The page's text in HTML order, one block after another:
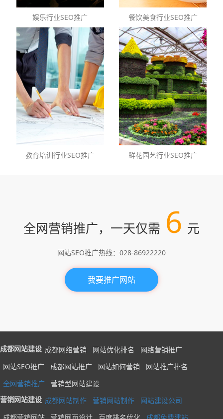
娱乐行业SEO推广 餐饮美食行业SEO推广
教育培训行业SEO推广 鲜花园艺行业SEO推广
全网营销推广，一天仅需 6 元
网站SEO推广热线：028-86922220
我要推广网站
成都网站建设 成都网络营销 网站优化排名
网络营销推广
网站SEO推广
成都网站推广 网站如何营销
网站推广排名
全网营销推广
营销型网站建设
营销网站建设 成都网站制作 营销网站制作
网站建设公司